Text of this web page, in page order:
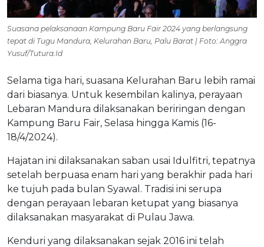
Suasana pelaksanaan Kampung Baru Fair 2024 yang berlangsung
tepat di Tugu Mandura, Kelurahan Baru, Palu Barat | Foto: Anggra
Yusuf/Tutura.Id
Selama tiga hari, suasana Kelurahan Baru lebih ramai
dari biasanya. Untuk kesembilan kalinya, perayaan
Lebaran Mandura dilaksanakan beriringan dengan
Kampung Baru Fair, Selasa hingga Kamis (16-
18/4/2024).
Hajatan ini dilaksanakan saban usai Idulfitri, tepatnya
setelah berpuasa enam hari yang berakhir pada hari
ke tujuh pada bulan Syawal. Tradisi ini serupa
dengan perayaan lebaran ketupat yang biasanya
dilaksanakan masyarakat di Pulau Jawa.
Kenduri yang dilaksanakan sejak 2016 ini telah